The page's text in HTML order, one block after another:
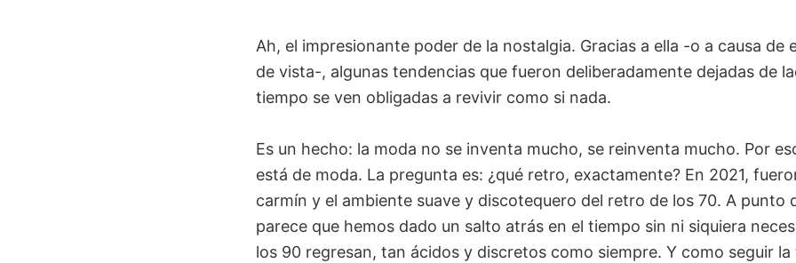
Ah, el impresionante poder de la nostalgia. Gracias a ella -o a causa de
de vista-, algunas tendencias que fueron deliberadamente dejadas de
tiempo se ven obligadas a revivir como si nada.
Es un hecho: la moda no se inventa mucho, se reinventa mucho. Por
está de moda. La pregunta es: ¿qué retro, exactamente? En 2021,
carmín y el ambiente suave y discotequero del retro de los 70. A punto
parece que hemos dado un salto atrás en el tiempo sin ni siquiera
los 90 regresan, tan ácidos y discretos como siempre. Y como seguir